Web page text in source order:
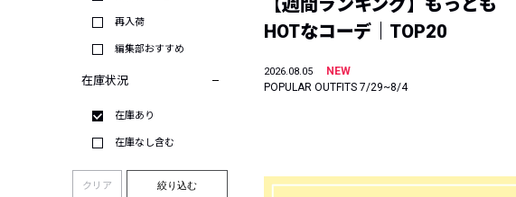
再入荷
編集部おすすめ
在庫状況
在庫あり
在庫なし含む
クリア 絞り込む
【週間ランキング】もっとも
HOTなコーデ｜TOP20
2026.08.05
NEW
POPULAR OUTFITS 7/29~8/4